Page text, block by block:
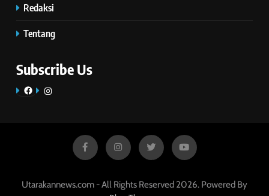
Redaksi
Tentang
Subscribe Us
FacebookInstagram
Utarakannews.com - All Rights Reserved 2026. Powered By